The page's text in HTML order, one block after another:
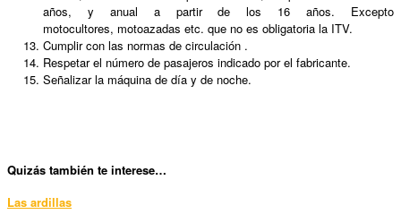
años, y anual a partir de los 16 años. Excepto
motocultores, motoazadas etc. que no es obligatoria la ITV.
Cumplir con las normas de circulación .
Respetar el número de pasajeros indicado por el fabricante.
Señalizar la máquina de día y de noche.
Quizás también te interese…
Las ardillas